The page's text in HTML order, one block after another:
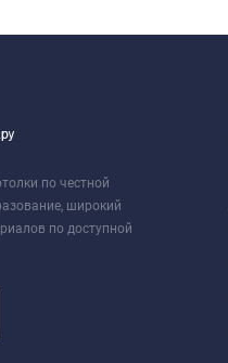
по честной
широкий
по доступной